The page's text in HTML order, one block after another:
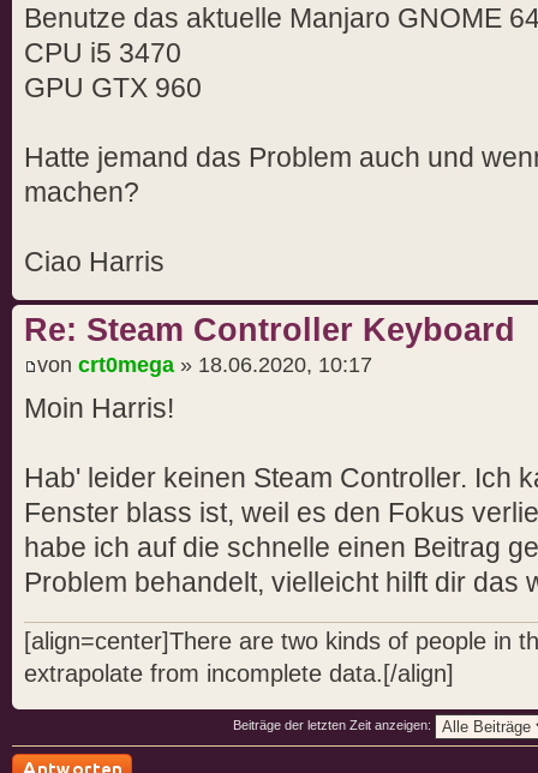
Benutze das aktuelle Manjaro GNOME
CPU i5 3470
GPU GTX 960
Hatte jemand das Problem auch und
machen?
Ciao Harris
Re: Steam Controller Keyboard
von crt0mega » 18.06.2020, 10:17
Moin Harris!
Hab' leider keinen Steam Controller. Ich
Fenster blass ist, weil es den Fokus
habe ich auf die schnelle einen Beitrag
Problem behandelt, vielleicht hilft dir das
[align=center]There are two kinds of people in
extrapolate from incomplete data.[/align]
Beiträge der letzten Zeit anzeigen: